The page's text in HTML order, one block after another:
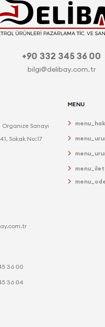
+90 332 345 36 00
bilgi@delibay.com.tr
Organize Sanayi
Sokak No:17
MENU
36 00
36 04